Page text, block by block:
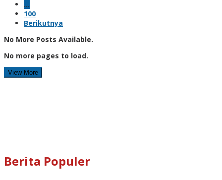
…
100
Berikutnya
No More Posts Available.
No more pages to load.
View More
Berita Populer